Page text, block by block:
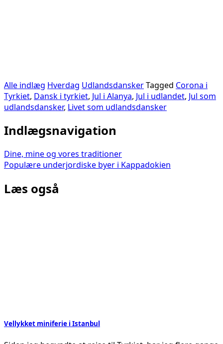
Alle indlæg Hverdag UdlandsdanskerTagged Corona i
Tyrkiet, Dansk i tyrkiet, Jul i Alanya, Jul i udlandet, Jul som
udlandsdansker, Livet som udlandsdansker
Indlægsnavigation
Dine, mine og vores traditioner
Populære underjordiske byer i Kappadokien
Læs også
Vellykket miniferie i Istanbul